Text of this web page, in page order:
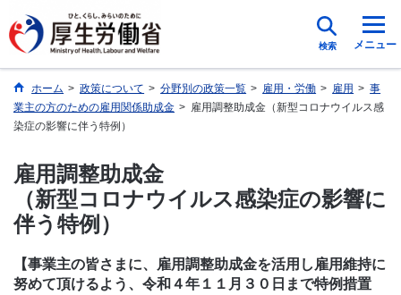
検索 メニュー
ホーム > 政策について > 分野別の政策一覧 > 雇用・労働 > 雇用 > 事
業主の方のための雇用関係助成金 > 雇用調整助成金（新型コロナウイルス感
染症の影響に伴う特例）
雇用調整助成金
（新型コロナウイルス感染症の影響に
伴う特例）
【事業主の皆さまに、雇用調整助成金を活用し雇用維持に
努めて頂けるよう、令和４年１１月３０日まで特例措置